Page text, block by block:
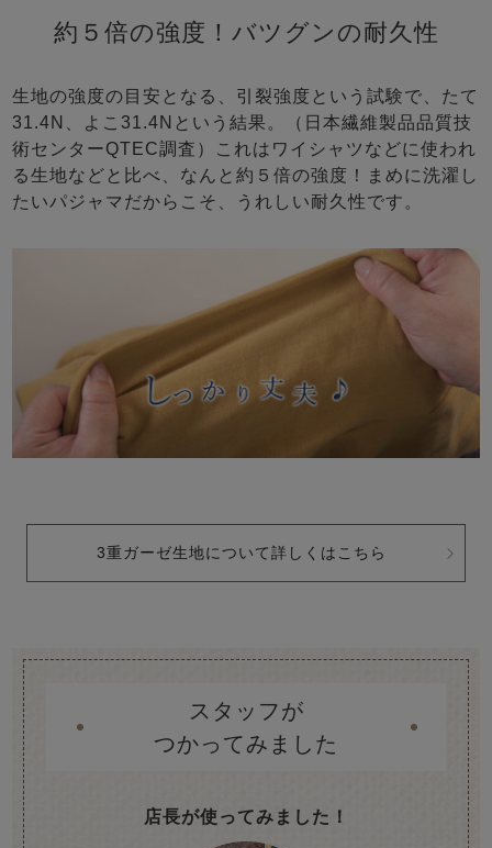
約５倍の強度！バツグンの耐久性
生地の強度の目安となる、引裂強度という試験で、たて
31.4N、よこ31.4Nという結果。（日本繊維製品品質技
術センターQTEC調査）これはワイシャツなどに使われ
る生地などと比べ、なんと約５倍の強度！まめに洗濯し
たいパジャマだからこそ、うれしい耐久性です。
3重ガーゼ生地について詳しくはこちら
スタッフが
つかってみました
店長が使ってみました！